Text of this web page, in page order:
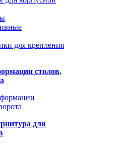
для крепления
столов,
для